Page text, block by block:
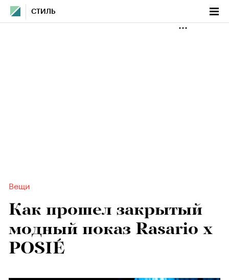
СТИЛЬ
Вещи
Как прошел закрытый
модный показ Rasario x
POSIÉ